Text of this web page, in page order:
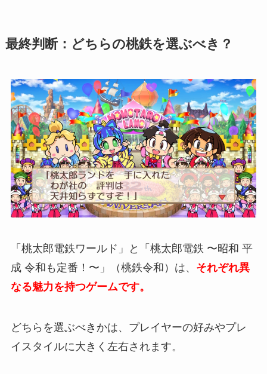
最終判断：どちらの桃鉄を選ぶべき？
「桃太郎電鉄ワールド」と「桃太郎電鉄 〜昭和 平
成 令和も定番！〜」（桃鉄令和）は、 それぞれ異
なる魅力を持つゲームです。
どちらを選ぶべきかは、プレイヤーの好みやプレ
イスタイルに大きく左右されます。